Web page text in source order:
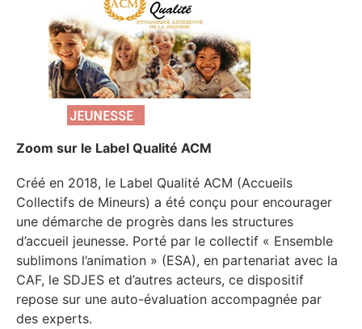
Zoom sur le Label Qualité ACM
Créé en 2018, le Label Qualité ACM (Accueils
Collectifs de Mineurs) a été conçu pour encourager
une démarche de progrès dans les structures
d’accueil jeunesse. Porté par le collectif « Ensemble
sublimons l’animation » (ESA), en partenariat avec la
CAF, le SDJES et d’autres acteurs, ce dispositif
repose sur une auto-évaluation accompagnée par
des experts.